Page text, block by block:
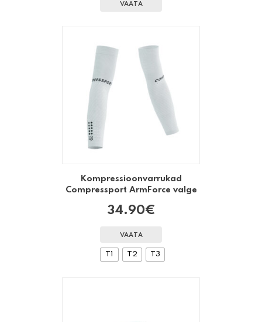
VAATA
Kompressioonvarrukad
Compressport ArmForce valge
34.90€
VAATA
T2 T3